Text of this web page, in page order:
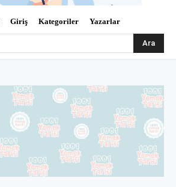
Giriş Kategoriler Yazarlar
Ara